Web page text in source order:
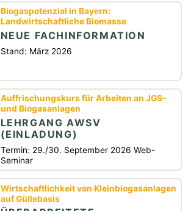
Biogaspotenzial in Bayern:
Landwirtschaftliche Biomasse
NEUE FACHINFORMATION
Stand: März 2026
Auffrischungskurs für Arbeiten an JGS-
und Biogasanlagen
LEHRGANG AWSV
(EINLADUNG)
Termin: 29./30. September 2026 Web-
Seminar
Wirtschaftlichkeit von Kleinbiogasanlagen
auf Güllebasis